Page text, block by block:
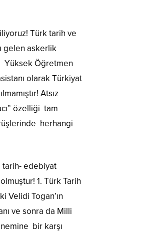
Türk tarih ve
gelen askerlik
Yüksek Öğretmen
olarak Türkiyat
Atsız
özelliği tam
herhangi
tarih- edebiyat
1. Türk Tarih
Togan’ın
ve sonra da Milli
bir karşı